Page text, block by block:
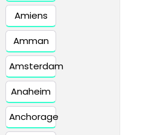
Amiens
Amman
Amsterdam
Anaheim
Anchorage